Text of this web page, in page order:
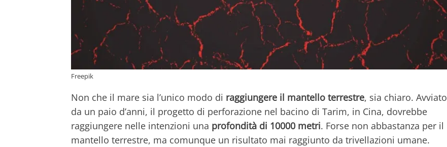
Freepik
Non che il mare sia l’unico modo di raggiungere il mantello terrestre, sia chiaro. Avviato
da un paio d’anni, il progetto di perforazione nel bacino di Tarim, in Cina, dovrebbe
raggiungere nelle intenzioni una profondità di 10000 metri. Forse non abbastanza per il
mantello terrestre, ma comunque un risultato mai raggiunto da trivellazioni umane.